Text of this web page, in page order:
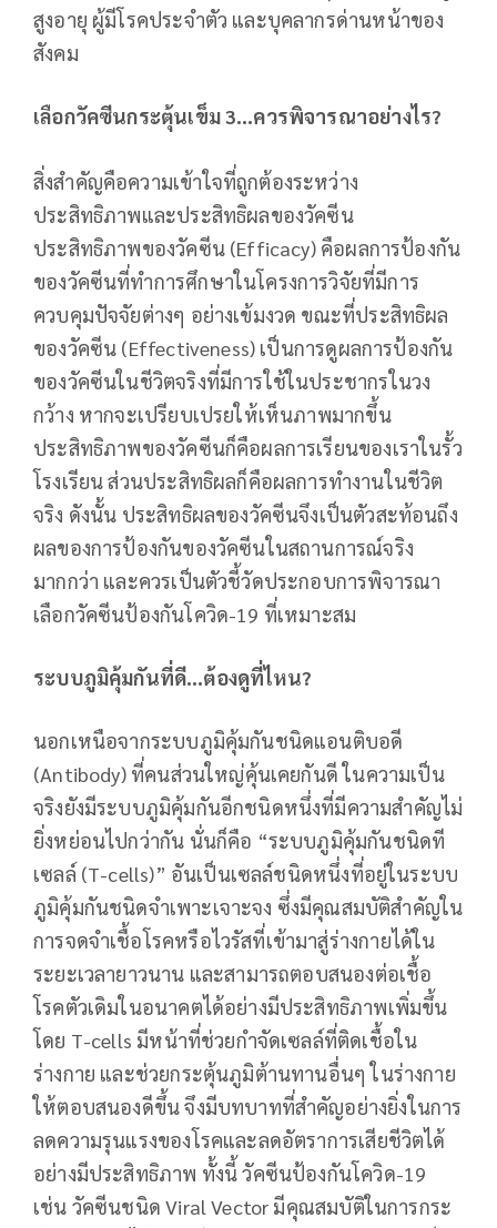
สูงอายุ ผู้มีโรคประจำตัว และบุคลากรด่านหน้าของ
สังคม
เลือกวัคซีนกระตุ้นเข็ม 3…ควรพิจารณาอย่างไร?
สิ่งสำคัญคือความเข้าใจที่ถูกต้องระหว่าง
ประสิทธิภาพและประสิทธิผลของวัคซีน
ประสิทธิภาพของวัคซีน (Efficacy) คือผลการป้องกัน
ของวัคซีนที่ทำการศึกษาในโครงการวิจัยที่มีการ
ควบคุมปัจจัยต่างๆ อย่างเข้มงวด ขณะที่ประสิทธิผล
ของวัคซีน (Effectiveness) เป็นการดูผลการป้องกัน
ของวัคซีนในชีวิตจริงที่มีการใช้ในประชากรในวง
กว้าง หากจะเปรียบเปรยให้เห็นภาพมากขึ้น
ประสิทธิภาพของวัคซีนก็คือผลการเรียนของเราในรั้ว
โรงเรียน ส่วนประสิทธิผลก็คือผลการทำงานในชีวิต
จริง ดังนั้น ประสิทธิผลของวัคซีนจึงเป็นตัวสะท้อนถึง
ผลของการป้องกันของวัคซีนในสถานการณ์จริง
มากกว่า และควรเป็นตัวชี้วัดประกอบการพิจารณา
เลือกวัคซีนป้องกันโควิด-19 ที่เหมาะสม
ระบบภูมิคุ้มกันที่ดี…ต้องดูที่ไหน?
นอกเหนือจากระบบภูมิคุ้มกันชนิดแอนติบอดี
(Antibody) ที่คนส่วนใหญ่คุ้นเคยกันดี ในความเป็น
จริงยังมีระบบภูมิคุ้มกันอีกชนิดหนึ่งที่มีความสำคัญไม่
ยิ่งหย่อนไปกว่ากัน นั่นก็คือ “ระบบภูมิคุ้มกันชนิดที
เซลล์ (T-cells)” อันเป็นเซลล์ชนิดหนึ่งที่อยู่ในระบบ
ภูมิคุ้มกันชนิดจำเพาะเจาะจง ซึ่งมีคุณสมบัติสำคัญใน
การจดจำเชื้อโรคหรือไวรัสที่เข้ามาสู่ร่างกายได้ใน
ระยะเวลายาวนาน และสามารถตอบสนองต่อเชื้อ
โรคตัวเดิมในอนาคตได้อย่างมีประสิทธิภาพเพิ่มขึ้น
โดย T-cells มีหน้าที่ช่วยกำจัดเซลล์ที่ติดเชื้อใน
ร่างกาย และช่วยกระตุ้นภูมิต้านทานอื่นๆ ในร่างกาย
ให้ตอบสนองดีขึ้น จึงมีบทบาทที่สำคัญอย่างยิ่งในการ
ลดความรุนแรงของโรคและลดอัตราการเสียชีวิตได้
อย่างมีประสิทธิภาพ ทั้งนี้ วัคซีนป้องกันโควิด-19
เช่น วัคซีนชนิด Viral Vector มีคุณสมบัติในการกระ